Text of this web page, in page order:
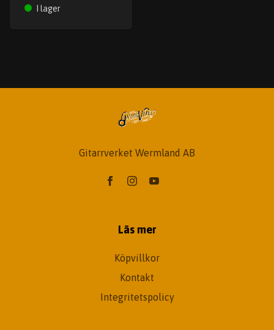
I lager
Gitarrverket Wermland AB
Läs mer
Köpvillkor
Kontakt
Integritetspolicy